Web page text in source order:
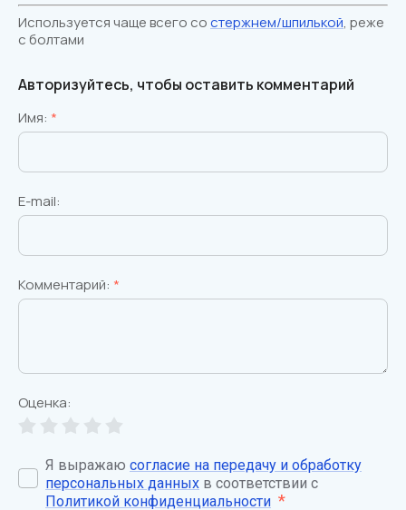
Используется чаще всего состержнем/шпилькой, реже
с болтами
Авторизуйтесь, чтобы оставить комментарий
Имя: *
E-mail:
Комментарий: *
Оценка:
Я выражаю согласие на передачу и обработку
персональных данных в соответствии с
Политикой конфиденциальности *